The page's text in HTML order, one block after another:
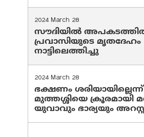
2024 March 28
സൗദിയില്‍ അപകടത്തില്‍
പ്രവാസിയുടെ മൃതദേഹം
നാട്ടിലെത്തിച്ചു
2024 March 28
ഭക്ഷണം
മുത്തശ്ശിയെ ക്രൂരമായി
യുവാവും ഭാര്യയും